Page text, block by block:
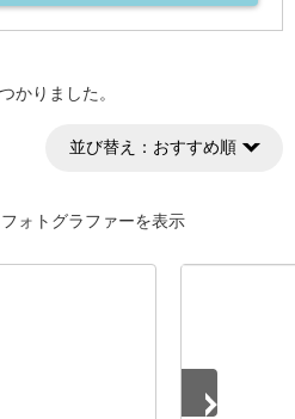
かりました。
並び替え： おすすめ順
ォトグラファーを表示